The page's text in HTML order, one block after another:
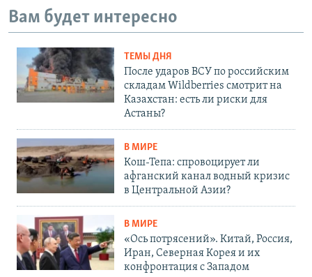
Вам будет интересно
ТЕМЫ ДНЯ
После ударов ВСУ по российским
складам Wildberries смотрит на
Казахстан: есть ли риски для
Астаны?
В МИРЕ
Кош-Тепа: спровоцирует ли
афганский канал водный кризис
в Центральной Азии?
В МИРЕ
«Ось потрясений». Китай, Россия,
Иран, Северная Корея и их
конфронтация с Западом